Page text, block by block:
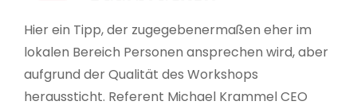
Hier ein Tipp, der zugegebenermaßen eher im
lokalen Bereich Personen ansprechen wird, aber
aufgrund der Qualität des Workshops
heraussticht. Referent Michael Krammel CEO